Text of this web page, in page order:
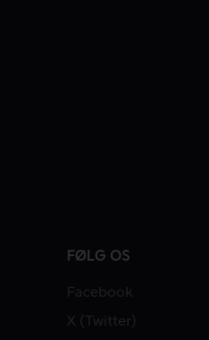
FØLG OS
Facebook
X (Twitter)